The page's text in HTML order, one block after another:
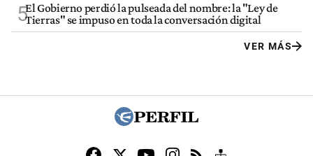
5El Gobierno perdió la pulseada del nombre: la "Ley de
Tierras" se impuso en toda la conversación digital
VER MÁS